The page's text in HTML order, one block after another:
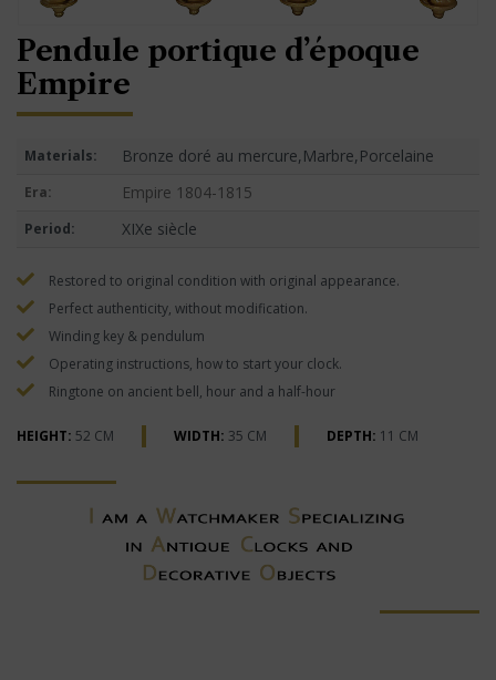
Pendule portique d’époque
Empire
Materials: Bronze doré au mercure,Marbre,Porcelaine
Era: Empire 1804-1815
Period: XIXe siècle
Restored to original condition with original appearance.
Perfect authenticity, without modification.
Winding key & pendulum
Operating instructions, how to start your clock.
Ringtone on ancient bell, hour and a half-hour
HEIGHT: 52 CM WIDTH: 35 CM DEPTH: 11 CM